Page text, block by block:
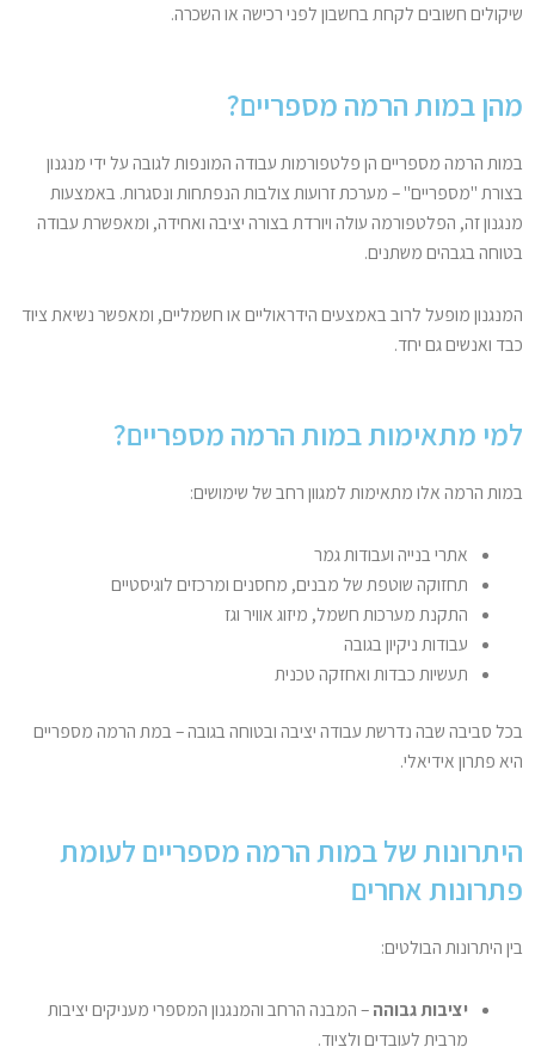
שיקולים חשובים לקחת בחשבון לפני רכישה או השכרה.
מהן במות הרמה מספריים?
במות הרמה מספריים הן פלטפורמות עבודה המונפות לגובה על ידי מנגנון
בצורת "מספריים" – מערכת זרועות צולבות הנפתחות ונסגרות. באמצעות
מנגנון זה, הפלטפורמה עולה ויורדת בצורה יציבה ואחידה, ומאפשרת עבודה
בטוחה בגבהים משתנים.
המנגנון מופעל לרוב באמצעים הידראוליים או חשמליים, ומאפשר נשיאת ציוד
כבד ואנשים גם יחד.
למי מתאימות במות הרמה מספריים?
במות הרמה אלו מתאימות למגוון רחב של שימושים:
אתרי בנייה ועבודות גמר
תחזוקה שוטפת של מבנים, מחסנים ומרכזים לוגיסטיים
התקנת מערכות חשמל, מיזוג אוויר וגז
עבודות ניקיון בגובה
תעשיות כבדות ואחזקה טכנית
בכל סביבה שבה נדרשת עבודה יציבה ובטוחה בגובה – במת הרמה מספריים
היא פתרון אידיאלי.
היתרונות של במות הרמה מספריים לעומת
פתרונות אחרים
בין היתרונות הבולטים:
יציבות גבוהה – המבנה הרחב והמנגנון המספרי מעניקים יציבות
מרבית לעובדים ולציוד.